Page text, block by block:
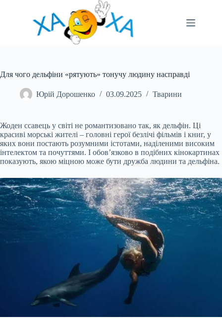
Для чого дельфіни «рятують» тонучу людину насправді
Юрій Дорошенко 03.09.2025 Тварини
Жоден ссавець у світі не романтизовано так, як дельфін. Ці
красиві морські жителі – головні герої безлічі фільмів і книг, у
яких вони постають розумними істотами, наділеними високим
інтелектом та почуттями. І обов’язково в подібних кінокартинах
показують, якою міцною може бути дружба людини та дельфіна.